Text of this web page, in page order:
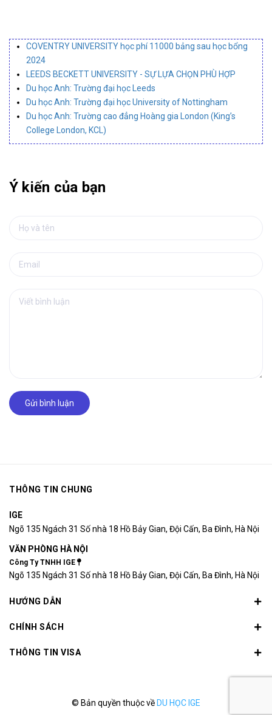
COVENTRY UNIVERSITY học phí 11000 bảng sau học bổng
2024
LEEDS BECKETT UNIVERSITY - SỰ LỰA CHỌN PHÙ HỢP
Du học Anh: Trường đại học Leeds
Du học Anh: Trường đại học University of Nottingham
Du học Anh: Trường cao đẳng Hoàng gia London (King’s
College London, KCL)
Ý kiến của bạn
Gửi bình luận
THÔNG TIN CHUNG
IGE
Ngõ 135 Ngách 31 Số nhà 18 Hồ Bảy Gian, Đội Cấn, Ba Đình, Hà Nội
VĂN PHÒNG HÀ NỘI
Công Ty TNHH IGE
Ngõ 135 Ngách 31 Số nhà 18 Hồ Bảy Gian, Đội Cấn, Ba Đình, Hà Nội
HƯỚNG DẪN
CHÍNH SÁCH
THÔNG TIN VISA
© Bản quyền thuộc vềDU HỌC IGE